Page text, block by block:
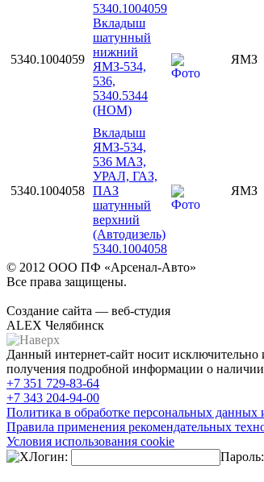
5340.1004059
5340.1004059
Вкладыш
шатунный
нижний
ЯМЗ-534,
536,
5340.5344
(НОМ)
ЯМЗ
5340.1004058
Вкладыш
ЯМЗ-534,
536 МАЗ,
УРАЛ, ГАЗ,
ПАЗ
шатунный
верхний
(Автодизель)
5340.1004058
ЯМЗ
© 2012 ООО ПФ «Арсенал-Авто»
Все права защищены.
Создание сайта — веб-студия
ALEX Челябинск
Данный интернет-сайт носит
получения подробной информации о наличии
+7 351 729-83-64
+7 343 204-94-00
Политика в обработке персональных данных
Правила применения рекомендательных
Условия использования cookie
Логин:
Пароль: